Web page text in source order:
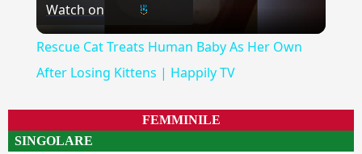
Video
Watch on
Rescue Cat Treats Human Baby As Her Own
After Losing Kittens | Happily TV
FEMMINILE
SINGOLARE